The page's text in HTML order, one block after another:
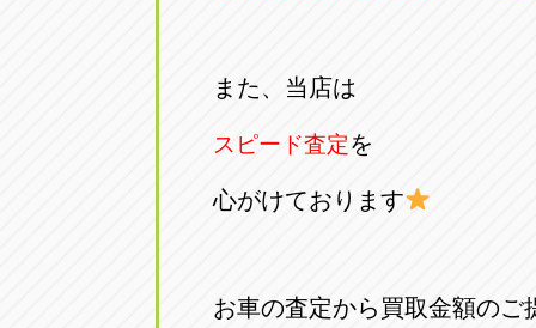
トラック市四日市店
三重県四日市市午起3丁目1番3
また、当店は
スピード査定を
心がけております
お車の査定から買取金額のご